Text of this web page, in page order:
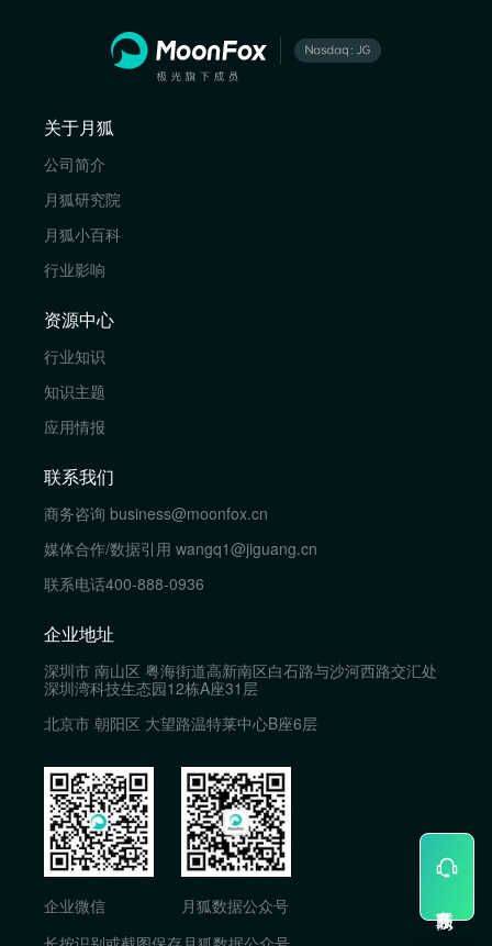
关于月狐
公司简介
月狐研究院
月狐小百科
行业影响
资源中心
行业知识
知识主题
应用情报
联系我们
商务咨询 business@moonfox.cn
媒体合作/数据引用 wangq1@jiguang.cn
联系电话400-888-0936
企业地址
深圳市 南山区 粤海街道高新南区白石路与沙河西路交汇处
深圳湾科技生态园12栋A座31层
北京市 朝阳区 大望路温特莱中心B座6层
企业微信
月狐数据公众号